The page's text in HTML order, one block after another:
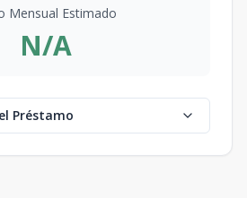
Mensual Estimado
N/A
Préstamo